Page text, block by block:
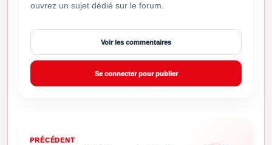
ouvrez un sujet dédié sur le forum.
Voir les commentaires
Se connecter pour publier
PRÉCÉDENT